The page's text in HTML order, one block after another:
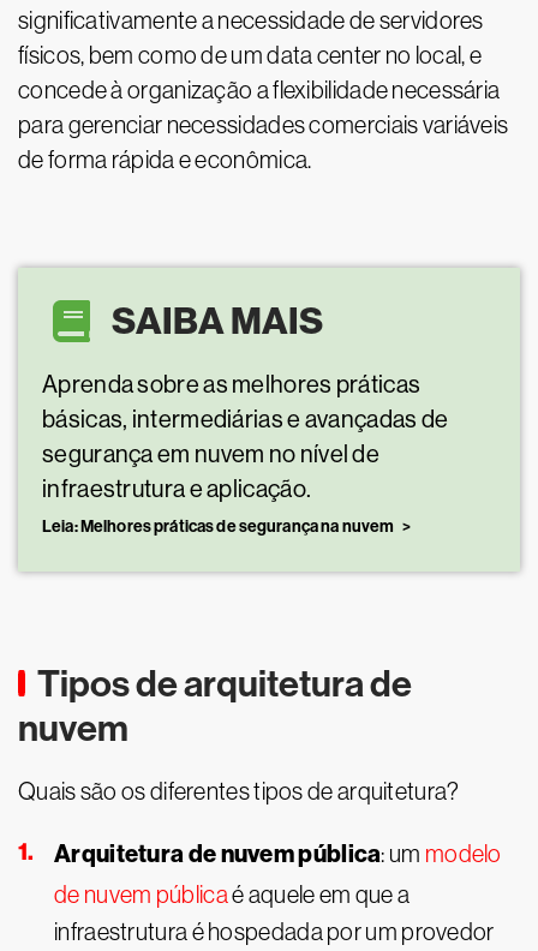
significativamente a necessidade de servidores
físicos, bem como de um data center no local, e
concede à organização a flexibilidade necessária
para gerenciar necessidades comerciais variáveis
de forma rápida e econômica.
SAIBA MAIS
Aprenda sobre as melhores práticas
básicas, intermediárias e avançadas de
segurança em nuvem no nível de
infraestrutura e aplicação.
Leia: Melhores práticas de segurança na nuvem
Tipos de arquitetura de
nuvem
Quais são os diferentes tipos de arquitetura?
Arquitetura de nuvem pública: um modelo
de nuvem públicaé aquele em que a
infraestrutura é hospedada por um provedor